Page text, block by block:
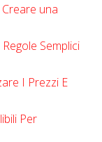
una
Semplici
I Prezzi E
Per